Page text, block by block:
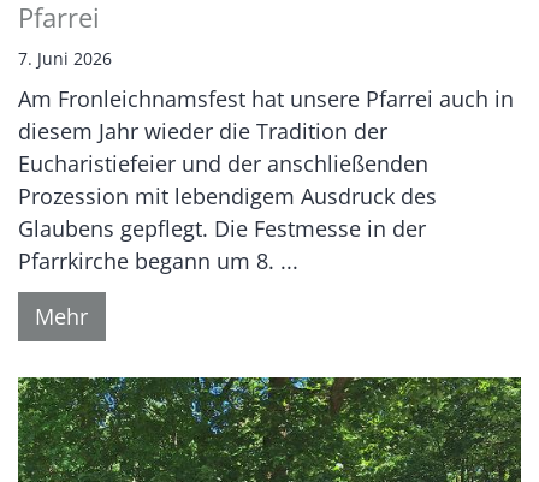
Pfarrei
7. Juni 2026
Am Fronleichnamsfest hat unsere Pfarrei auch in
diesem Jahr wieder die Tradition der
Eucharistiefeier und der anschließenden
Prozession mit lebendigem Ausdruck des
Glaubens gepflegt. Die Festmesse in der
Pfarrkirche begann um 8. ...
Mehr